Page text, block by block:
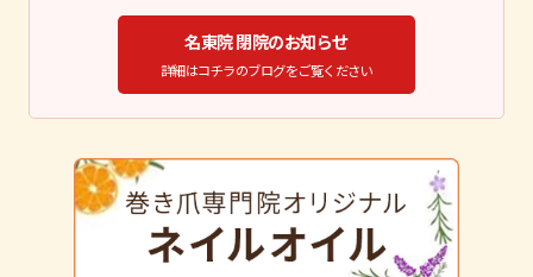
名東院 閉院のお知らせ
詳細はコチラのブログをご覧ください